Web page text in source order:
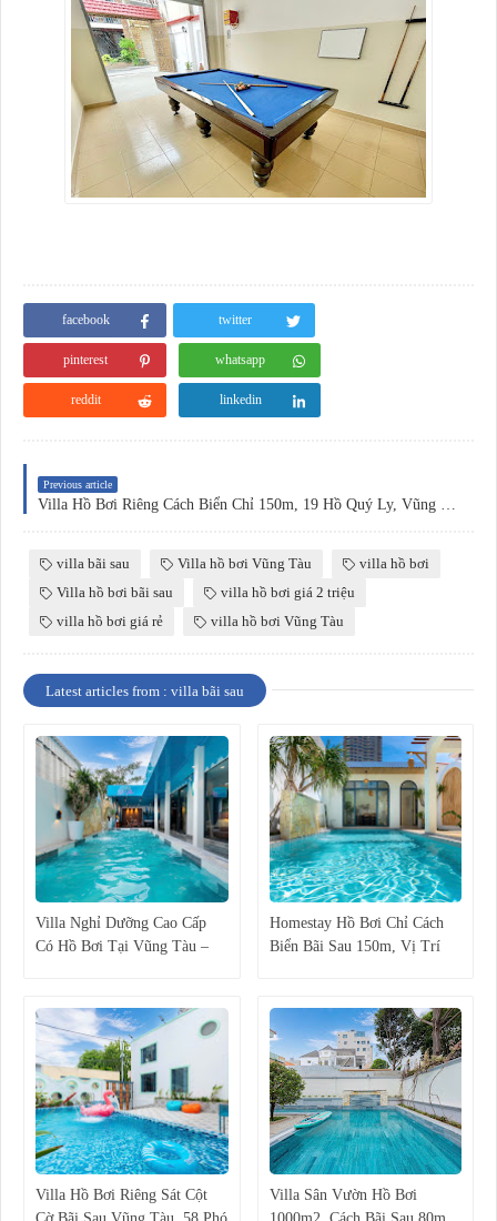
facebook twitter
pinterest whatsapp
reddit linkedin
Previous article
villa bãi sau Villa hồ bơi Vũng Tàu
villa hồ bơi
Villa hồ bơi bãi sau
villa hồ bơi giá 2 triệu
villa hồ bơi giá rẻ
villa hồ bơi Vũng Tàu
Latest articles from : villa bãi sau
Villa Nghỉ Dưỡng Cao Cấp
Có Hồ Bơi Tại Vũng Tàu –
Homestay Hồ Bơi Chỉ Cách
Biển Bãi Sau 150m, Vị Trí
Villa Hồ Bơi Riêng Sát Cột
Villa Sân Vườn Hồ Bơi